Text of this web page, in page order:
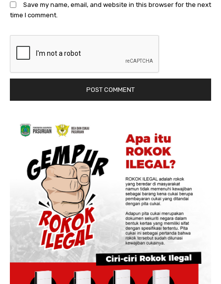
Save my name, email, and website in this browser for the next
time I comment.